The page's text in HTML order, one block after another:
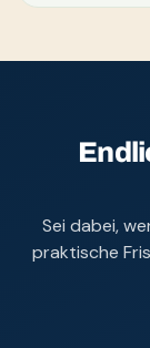
Sei dabei,
praktische